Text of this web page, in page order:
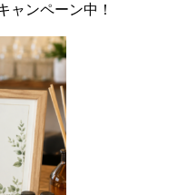
ャンペーン中！